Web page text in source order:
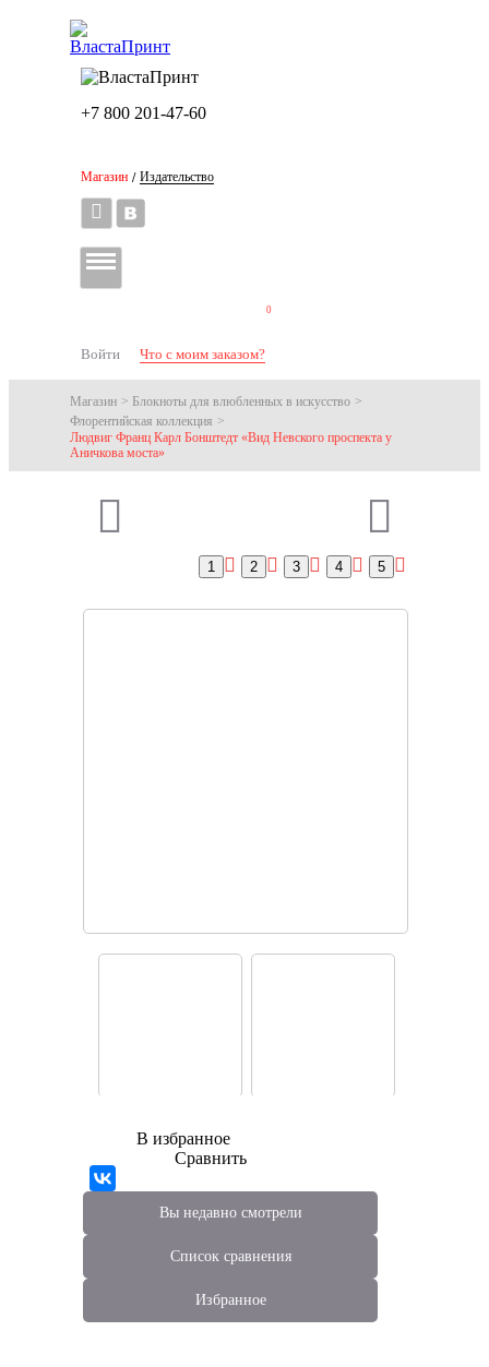
+7 800 201-47-60
Магазин / Издательство
0
Войти Что с моим заказом?
Магазин > Блокноты для влюбленных в искусство >
Флорентийская коллекция >
Людвиг Франц Карл Бонштедт «Вид Невского проспекта у
Аничкова моста»
В избранное
Сравнить
Вы недавно смотрели
Список сравнения
Избранное